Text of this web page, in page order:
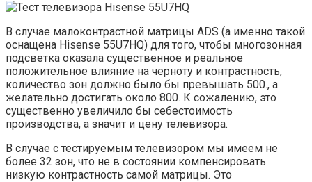
В случае малоконтрастной матрицы ADS (а именно такой
оснащена Hisense 55U7HQ) для того, чтобы многозонная
подсветка оказала существенное и реальное
положительное влияние на черноту и контрастность,
количество зон должно было бы превышать 500., а
желательно достигать около 800. К сожалению, это
существенно увеличило бы себестоимость
производства, а значит и цену телевизора.
В случае с тестируемым телевизором мы имеем не
более 32 зон, что не в состоянии компенсировать
низкую контрастность самой матрицы. Это